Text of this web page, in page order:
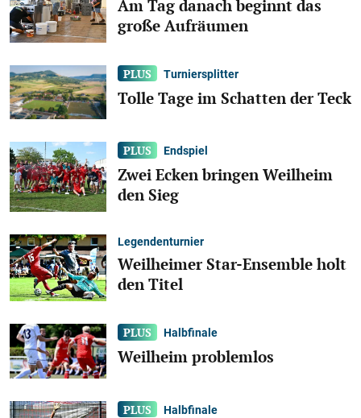
108
Teckbotenpokal Galerien
TSV Weilheim gewinnt den
Teckbotenpokal
Am Tag danach beginnt das
große Aufräumen
Turniersplitter
Tolle Tage im Schatten der Teck
Endspiel
Zwei Ecken bringen Weilheim
den Sieg
Legendenturnier
Weilheimer Star-Ensemble holt
den Titel
Halbfinale
Weilheim problemlos
Halbfinale